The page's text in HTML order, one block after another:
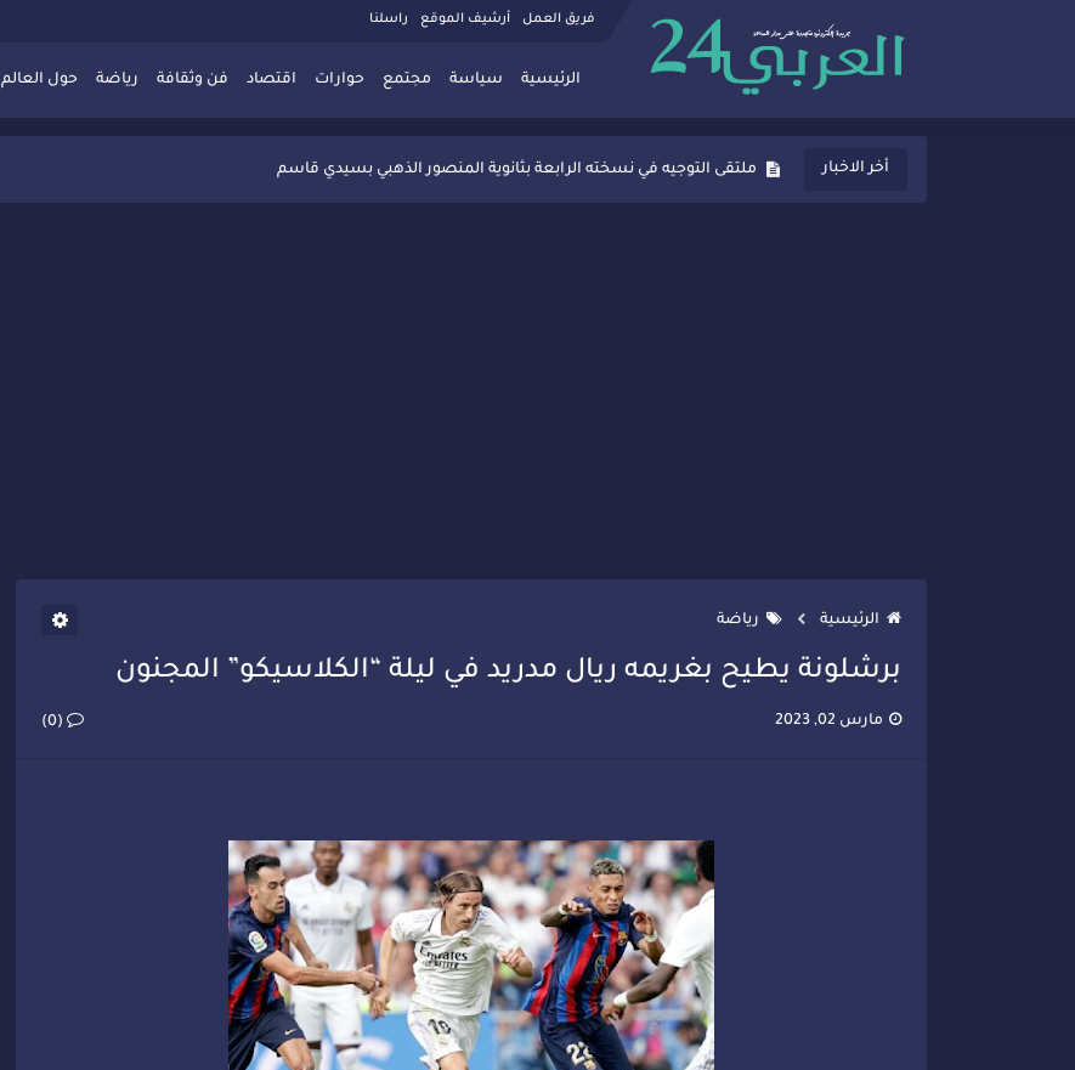
فريق العمل أرشيف الموقع راسلنا
الرئيسية سياسة مجتمع حوارات اقتصاد فن وثقافة رياضة حول العالم
أخر الاخبار
ثانوية المنصور الذهبي بسيدي قاسم تُعزّز ثقافة التوجيه المدرسي بمبادرة نوعية تجمع بين التفاعل والتكريم
ملتقى التوجيه في نسخته الرابعة بثانوية المنصور الذهبي بسيدي قاسم
الرئيسية رياضة
برشلونة يطيح بغريمه ريال مدريد في ليلة “الكلاسيكو” المجنون
مارس 02, 2023 (0)